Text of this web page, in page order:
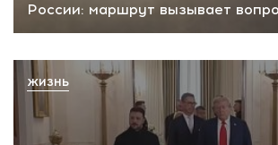
России: маршрут вызывает
ЖИЗНЬ